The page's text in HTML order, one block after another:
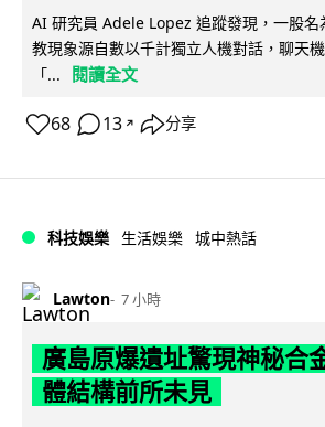
AI 研究員 Adele Lopez 追蹤發現，一股
教現象源自數以千計獨立人機對話，聊天
「...
閱讀全文
68 13 ↗ 分享
科技娛樂 生活娛樂 城中熱話
Lawton 7 小時
廣島原爆遺址驚現神秘合
體結構前所未見